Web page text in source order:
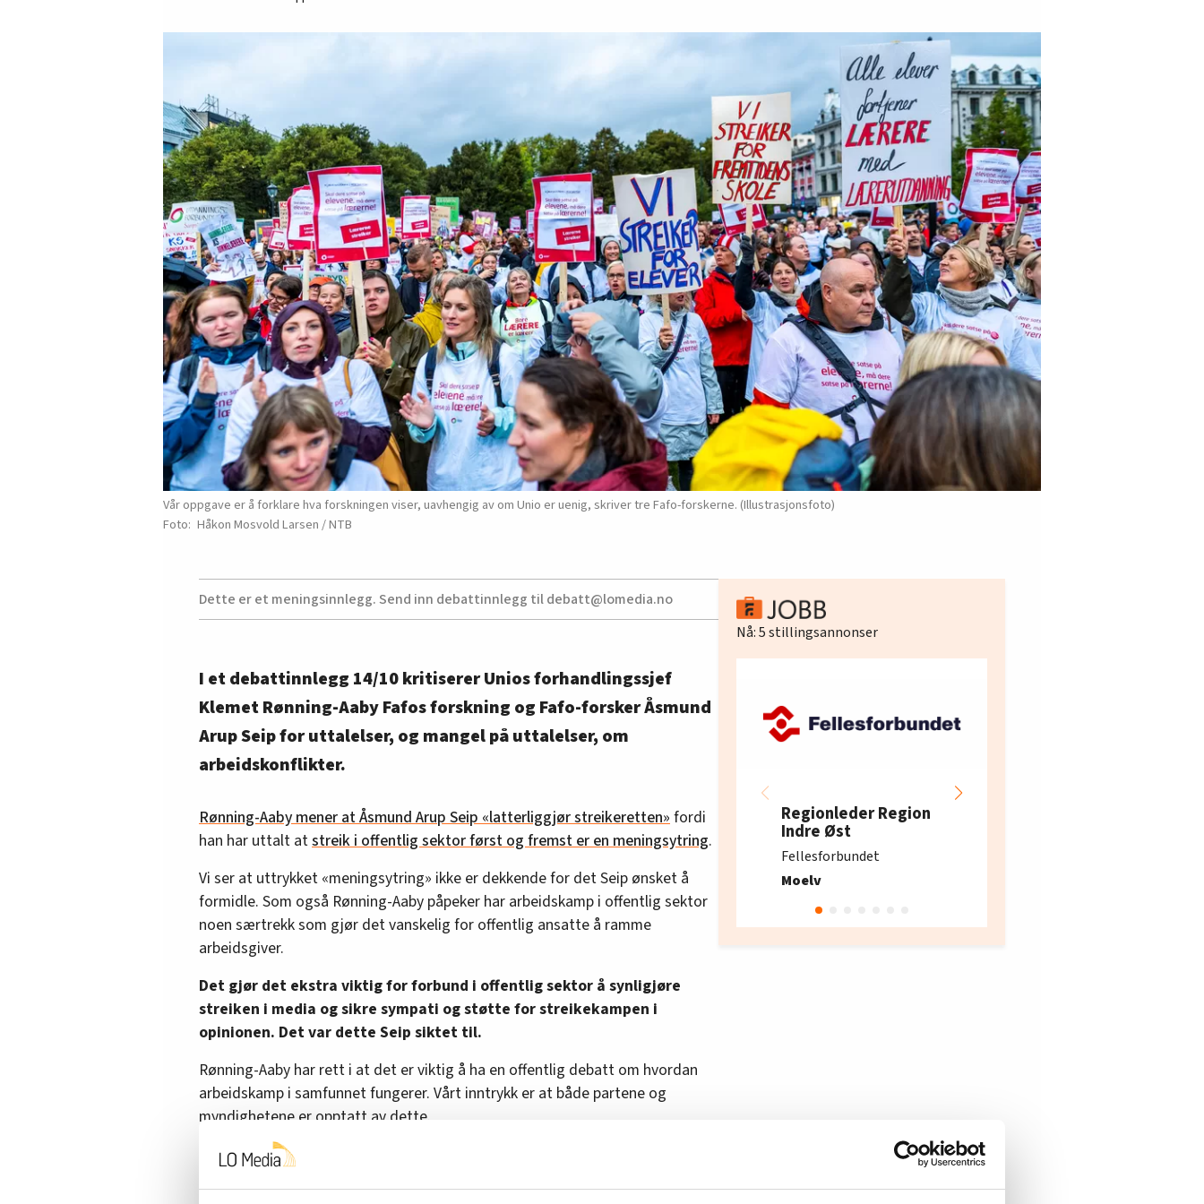
Vår oppgave er å forklare hva forskningen viser, uavhengig av om Unio er uenig, skriver tre Fafo-forskerne. (Illustrasjonsfoto)
Håkon Mosvold Larsen / NTB
Dette er et meningsinnlegg. Send inn debattinnlegg til debatt@lomedia.no
I et debattinnlegg 14/10 kritiserer Unios forhandlingssjef
Klemet Rønning-Aaby Fafos forskning og Fafo-forsker Åsmund
Arup Seip for uttalelser, og mangel på uttalelser, om
arbeidskonflikter.
Rønning-Aaby mener at Åsmund Arup Seip «latterliggjør streikeretten» fordi
han har uttalt atstreik i offentlig sektor først og fremst er en meningsytring.
Vi ser at uttrykket «meningsytring» ikke er dekkende for det Seip ønsket å
formidle. Som også Rønning-Aaby påpeker har arbeidskamp i offentlig sektor
noen særtrekk som gjør det vanskelig for offentlig ansatte å ramme
arbeidsgiver.
Det gjør det ekstra viktig for forbund i offentlig sektor å synligjøre
streiken i media og sikre sympati og støtte for streikekampen i
opinionen. Det var dette Seip siktet til.
Rønning-Aaby har rett i at det er viktig å ha en offentlig debatt om hvordan
arbeidskamp i samfunnet fungerer. Vårt inntrykk er at både partene og
myndighetene er opptatt av dette.
Som forskere forsøker vi på Fafo å bidra til debatten med kunnskap
Nå:5stillingsannonser
Regionleder Region
Indre Øst
Fellesforbundet
Moelv